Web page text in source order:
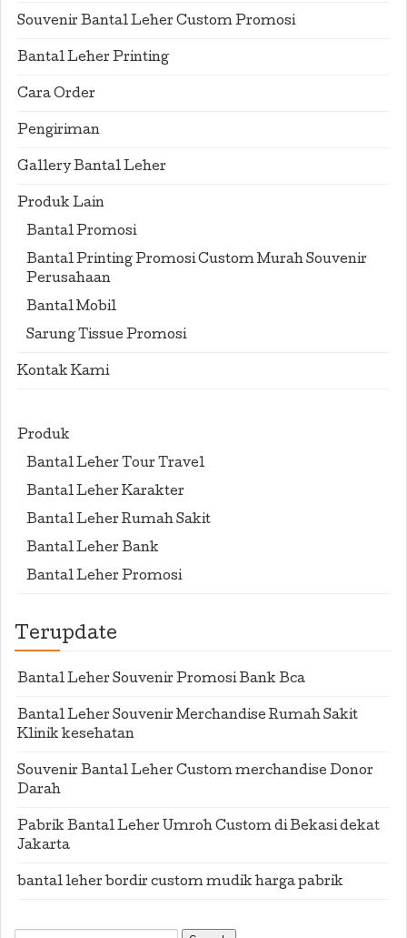
Souvenir Bantal Leher Custom Promosi
Bantal Leher Printing
Cara Order
Pengiriman
Gallery Bantal Leher
Produk Lain
Bantal Promosi
Bantal Printing Promosi Custom Murah Souvenir
Perusahaan
Bantal Mobil
Sarung Tissue Promosi
Kontak Kami
Produk
Bantal Leher Tour Travel
Bantal Leher Karakter
Bantal Leher Rumah Sakit
Bantal Leher Bank
Bantal Leher Promosi
Terupdate
Bantal Leher Souvenir Promosi Bank Bca
Bantal Leher Souvenir Merchandise Rumah Sakit
Klinik kesehatan
Souvenir Bantal Leher Custom merchandise Donor
Darah
Pabrik Bantal Leher Umroh Custom di Bekasi dekat
Jakarta
bantal leher bordir custom mudik harga pabrik